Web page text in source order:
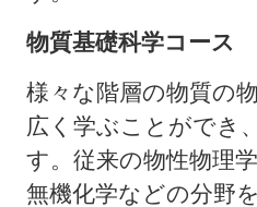
物質基礎科学コース
様々な階層の物質の
広く学ぶことができ
す。従来の物性物理
無機化学などの分野